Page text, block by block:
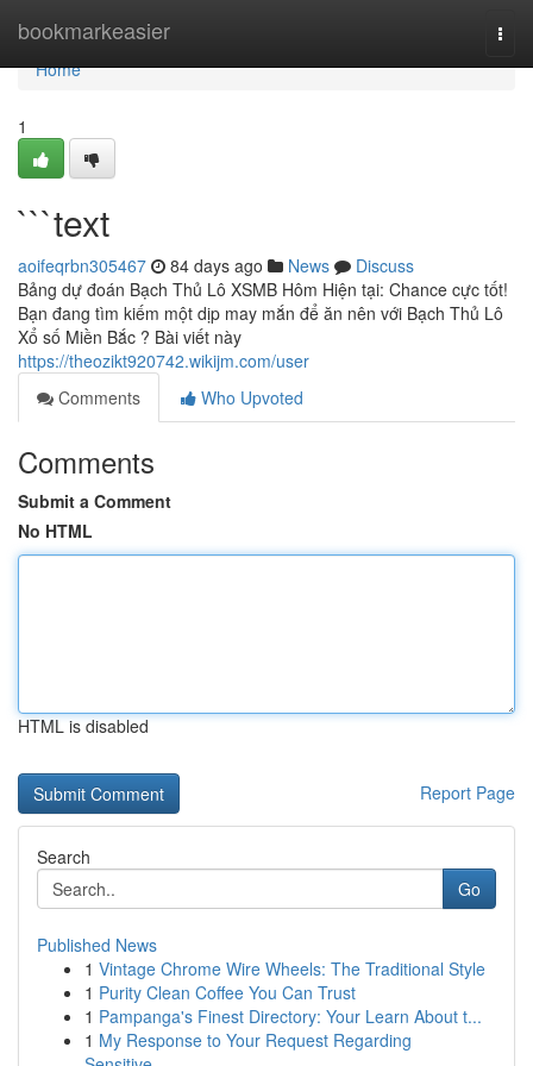
bookmarkeasier
Home
Home
1
```text
aoifeqrbn305467 84 days ago News
Discuss
Bảng dự đoán Bạch Thủ Lô XSMB Hôm Hiện tại: Chance cực tốt!
Bạn đang tìm kiếm một dịp may mắn để ăn nên với Bạch Thủ Lô
Xổ số Miền Bắc ? Bài viết này
https://theozikt920742.wikijm.com/user
Comments
Who Upvoted
Comments
Submit a Comment
No HTML
HTML is disabled
Report Page
Search
Go
Published News
1 Vintage Chrome Wire Wheels: The Traditional Style
1 Purity Clean Coffee You Can Trust
1 Pampanga's Finest Directory: Your Learn About t...
1 My Response to Your Request Regarding